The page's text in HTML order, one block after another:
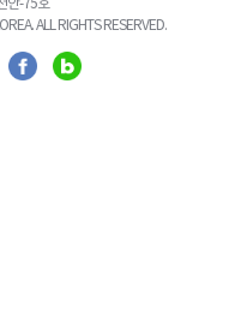
안-75호
ALL RIGHTS RESERVED.